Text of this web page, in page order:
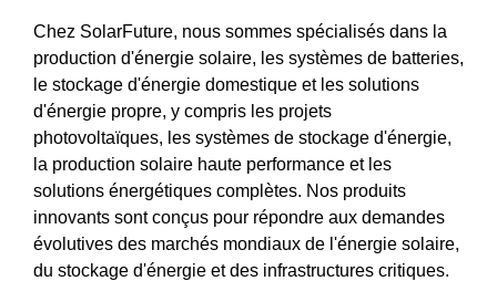
Chez SolarFuture, nous sommes spécialisés dans la
production d'énergie solaire, les systèmes de batteries,
le stockage d'énergie domestique et les solutions
d'énergie propre, y compris les projets
photovoltaïques, les systèmes de stockage d'énergie,
la production solaire haute performance et les
solutions énergétiques complètes. Nos produits
innovants sont conçus pour répondre aux demandes
évolutives des marchés mondiaux de l'énergie solaire,
du stockage d'énergie et des infrastructures critiques.